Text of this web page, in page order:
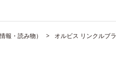
報・読み物） オルビス リンクルブ